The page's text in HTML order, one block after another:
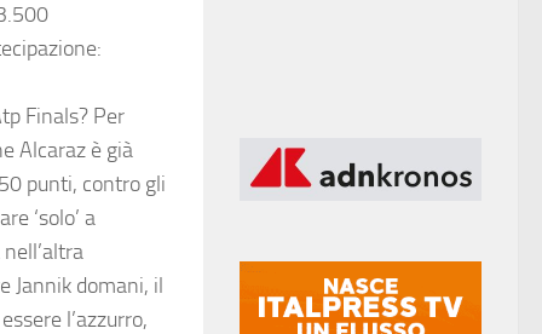
Finals? Per
Alcaraz è già
punti, contro gli
‘solo’ a
Jannik domani, il
l’azzurro,